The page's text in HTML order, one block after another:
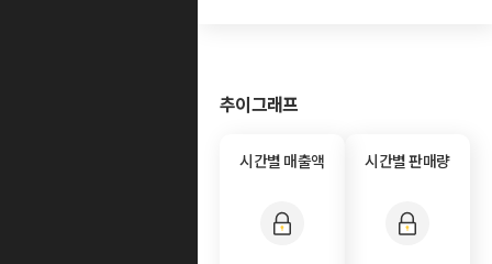
추이그래프
시간별 매출액 시간별 판매량